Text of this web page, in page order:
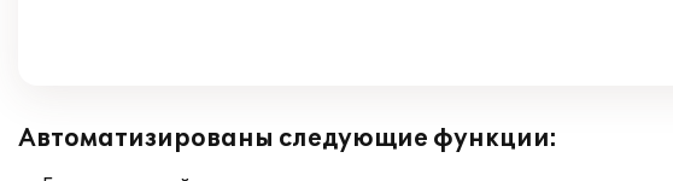
Автоматизированы следующие функции: